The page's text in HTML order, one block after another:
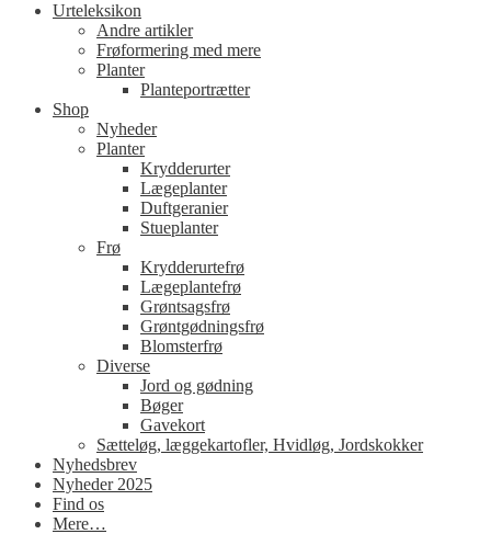
Urteleksikon
Andre artikler
Frøformering med mere
Planter
Planteportrætter
Shop
Nyheder
Planter
Krydderurter
Lægeplanter
Duftgeranier
Stueplanter
Frø
Krydderurtefrø
Lægeplantefrø
Grøntsagsfrø
Grøntgødningsfrø
Blomsterfrø
Diverse
Jord og gødning
Bøger
Gavekort
Sætteløg, læggekartofler, Hvidløg, Jordskokker
Nyhedsbrev
Nyheder 2025
Find os
Mere…